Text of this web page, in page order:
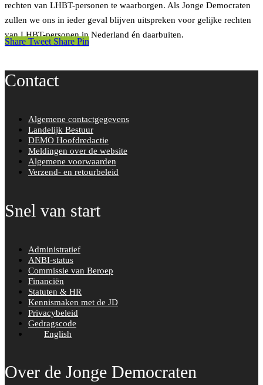
rechten van LHBT-personen te waarborgen. Als Jonge Democraten
zullen we ons in ieder geval blijven uitspreken voor gelijke rechten
van LHBT-personen in Nederland én daarbuiten.
Share Tweet Share Pin
Contact
Algemene contactgegevens
Landelijk Bestuur
DEMO Hoofdredactie
Meldingen over de website
Algemene voorwaarden
Verzend- en retourbeleid
Snel van start
Administratief
ANBI-status
Commissie van Beroep
Financiën
Statuten & HR
Kennismaken met de JD
Privacybeleid
Gedragscode
English
Over de Jonge Democraten